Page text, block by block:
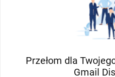
Ile kosztuje